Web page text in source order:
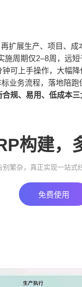
扩展生产、项目、成
周期仅2–8周，远短
可上手操作，大幅降
业务流程，落地陪跑
规、易用、低成本
构建，
别繁杂，真正实现一站式
免费使用